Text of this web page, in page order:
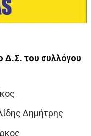
Δ.Σ. του συλλόγου
Δημήτρης